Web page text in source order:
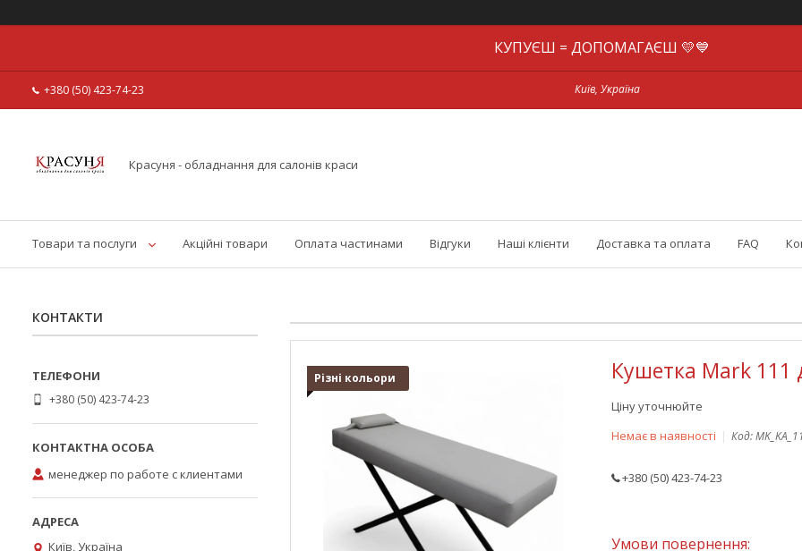
КУПУЄШ = ДОПОМАГАЄШ 💛💙
+380 (50) 423-74-23 Київ, Україна
Красуня - обладнання для салонів краси
Товари та послуги Акційні товари Оплата частинами Відгуки Наші клієнти Доставка та оплата FAQ
Різні кольори Кушетка Mark 111
Ціну уточнюйте
Немає в наявності
Код:
+380 (50) 423-74-23
КОНТАКТИ
+380 (50) 423-74-23
менеджер по работе с клиентами
Київ, Україна